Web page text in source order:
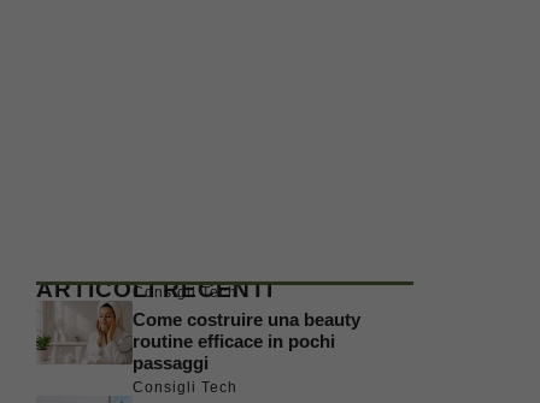
ARTICOLI RECENTI
Consigli Tech
Come costruire una beauty
routine efficace in pochi
passaggi
Consigli Tech